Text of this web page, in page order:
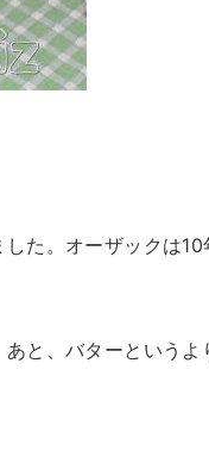
た。オーザックは10
と、バターというよ